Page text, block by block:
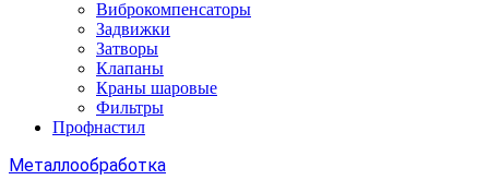
Виброкомпенсаторы
Задвижки
Затворы
Клапаны
Краны шаровые
Фильтры
Профнастил
Металлообработка